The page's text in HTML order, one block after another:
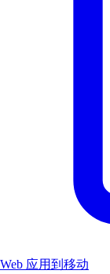
Web 应用到移动